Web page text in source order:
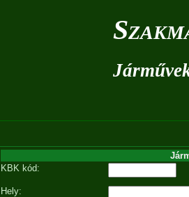
KBK kód:
Hely: